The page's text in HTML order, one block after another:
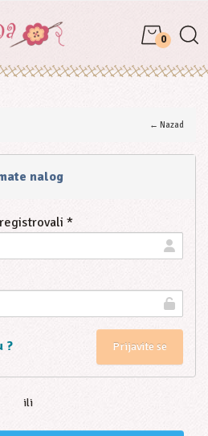
0
← Nazad
nalog
*
?
ili